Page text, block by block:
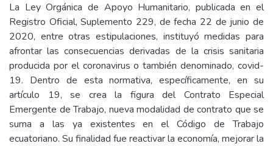
La Ley Orgánica de Apoyo Humanitario, publicada en el
Registro Oficial, Suplemento 229, de fecha 22 de junio de
2020, entre otras estipulaciones, instituyó medidas para
afrontar las consecuencias derivadas de la crisis sanitaria
producida por el coronavirus o también denominado, covid-
19. Dentro de esta normativa, específicamente, en su
artículo 19, se crea la figura del Contrato Especial
Emergente de Trabajo, nueva modalidad de contrato que se
suma a las ya existentes en el Código de Trabajo
ecuatoriano. Su finalidad fue reactivar la economía, mejorar la